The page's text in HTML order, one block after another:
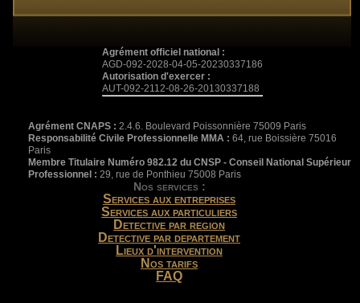
Agrément officiel national :
AGD-092-2028-04-05-20230337186
Autorisation d'exercer :
AUT-092-2112-08-26-20130337188
Agrément CNAPS : 2.4.6. Boulevard Poissonnière 75009 Paris
Responsabilité Civile Professionnelle MMA : 64, rue Boissière 75016
Paris
Membre Titulaire Numéro 982.12 du CNSP - Conseil National Supérieur
Professionnel : 29, rue de Ponthieu 75008 Paris
Nos services :
Services aux entreprises
Services aux particuliers
Detective par region
Detective par departement
Lieux d'intervention
Nos tarifs
FAQ